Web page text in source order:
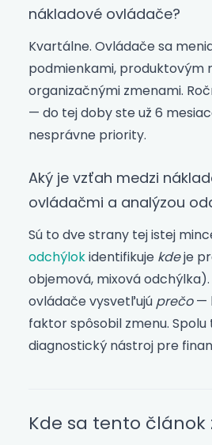
nákladové ovládače?
Kvartálne. Ovládače sa
podmienkami, produktovým
organizačnými zmenami.
— do tej doby ste už 6
nesprávne priority.
Aký je vzťah medzi
ovládačmi a analýzou
Sú to dve strany tej istej
odchýlokidentifikuje kdeje
objemová, mixová
ovládače vysvetľujú prečo—
faktor spôsobil zmenu.
diagnostický nástroj pre
Kde sa tento